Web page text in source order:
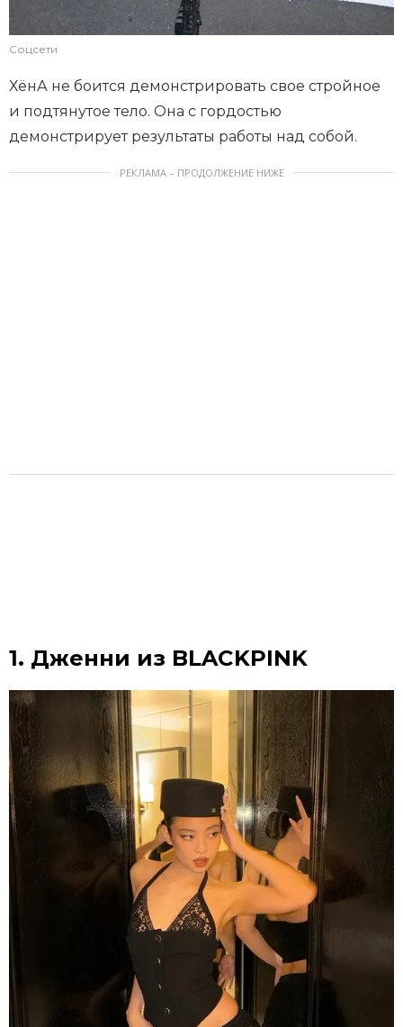
Соцсети
ХёнА не боится демонстрировать свое стройное
и подтянутое тело. Она с гордостью
демонстрирует результаты работы над собой.
РЕКЛАМА – ПРОДОЛЖЕНИЕ НИЖЕ
1. Дженни из BLACKPINK